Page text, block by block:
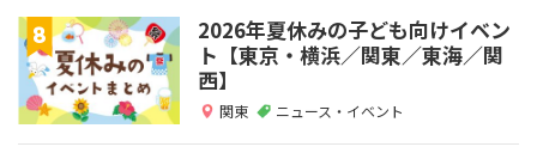
2026年夏休みの子ども向けイベン
ト【東京・横浜／関東／東海／関
西】
関東 ニュース・イベント